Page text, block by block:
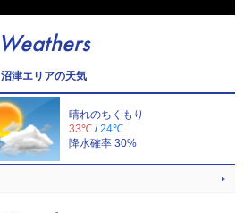
Weathers
沼津エリアの天気
晴れのちくもり
33℃ /24℃
降水確率 30%